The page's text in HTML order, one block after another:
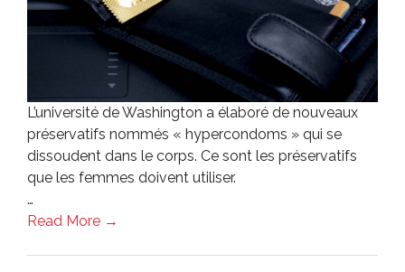
L’université de Washington a élaboré de nouveaux
préservatifs nommés « hypercondoms » qui se
dissoudent dans le corps. Ce sont les préservatifs
que les femmes doivent utiliser.
…
Read More →